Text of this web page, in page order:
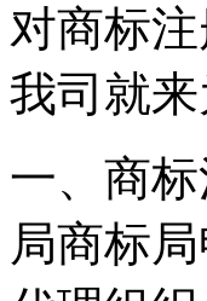
对商标
我司就
一、商
局商标